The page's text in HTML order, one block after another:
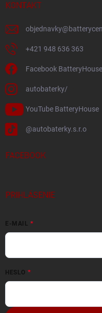
KONTAKT
objednavky@
+421 948 636 363
Facebook BatteryHouse
autobaterky/
YouTube BatteryHouse
@autobaterky.s.r.o
FACEBOOK
PRIHLÁSENIE
E-MAIL
HESLO